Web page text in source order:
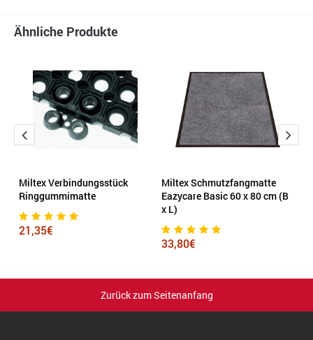
Ähnliche Produkte
Miltex Verbindungsstück
Ringgummimatte
21,35€
Miltex Schmutzfangmatte
Eazycare Basic 60 x 80 cm (B
x L)
33,80€
Zurück zum Seitenanfang